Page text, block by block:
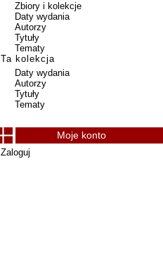
Zbiory i kolekcje
Daty wydania
Autorzy
Tytuły
Tematy
Ta kolekcja
Daty wydania
Autorzy
Tytuły
Tematy
Moje konto
Zaloguj